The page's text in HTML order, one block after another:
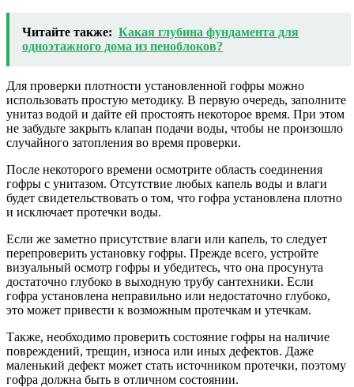
Читайте также: Какая глубина фундамента для
одноэтажного дома из пеноблоков?
Для проверки плотности установленной гофры можно
использовать простую методику. В первую очередь, заполните
унитаз водой и дайте ей простоять некоторое время. При этом
не забудьте закрыть клапан подачи воды, чтобы не произошло
случайного затопления во время проверки.
После некоторого времени осмотрите область соединения
гофры с унитазом. Отсутствие любых капель воды и влаги
будет свидетельствовать о том, что гофра установлена плотно
и исключает протечки воды.
Если же заметно присутствие влаги или капель, то следует
перепроверить установку гофры. Прежде всего, устройте
визуальный осмотр гофры и убедитесь, что она просунута
достаточно глубоко в выходную трубу сантехники. Если
гофра установлена неправильно или недостаточно глубоко,
это может привести к возможным протечкам и утечкам.
Также, необходимо проверить состояние гофры на наличие
повреждений, трещин, износа или иных дефектов. Даже
маленький дефект может стать источником протечки, поэтому
гофра должна быть в отличном состоянии.